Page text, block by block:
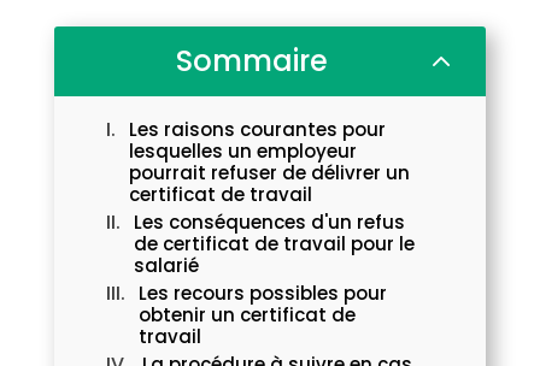
Sommaire 2
Les raisons courantes pour
lesquelles un employeur
pourrait refuser de délivrer un
certificat de travail
Les conséquences d'un refus
de certificat de travail pour le
salarié
Les recours possibles pour
obtenir un certificat de
travail